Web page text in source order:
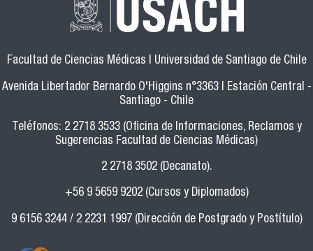
Facultad de Ciencias Médicas | Universidad de Santiago de Chile
Avenida Libertador Bernardo O'Higgins n°3363 | Estación Central -
Santiago - Chile
Teléfonos: 2 2718 3533 (Oficina de Informaciones, Reclamos y
Sugerencias Facultad de Ciencias Médicas)
2 2718 3502 (Decanato).
+56 9 5659 9202 (Cursos y Diplomados)
9 6156 3244 / 2 2231 1997 (Dirección de Postgrado y Postítulo)